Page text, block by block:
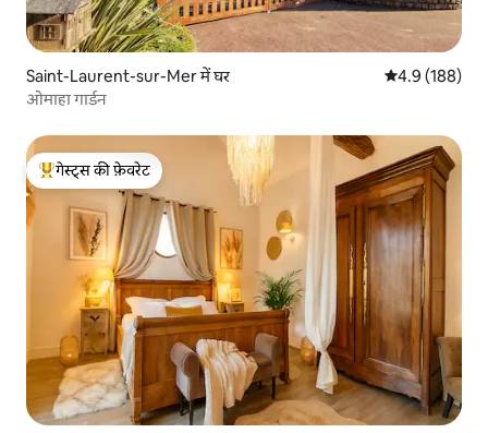
Saint-Laurent-sur-Mer में घर औसत रेटिंग 5 में
4.9 (188)
ओमाहा गार्डन
गेस्ट्स का टॉप फ़ेवरेट
गेस्ट्स की फ़ेवरेट